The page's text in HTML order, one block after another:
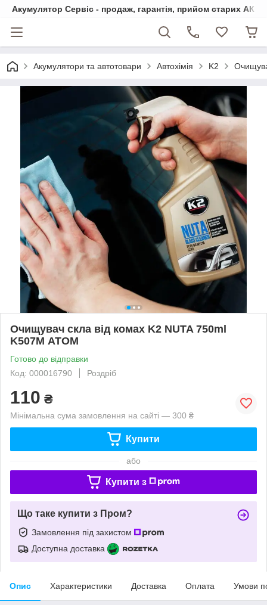
Акумулятор Сервіс - продаж, гарантія, прийом старих АКБ
Акумулятори та автотовари Автохімія K2
Очищувач скла від комах K2 NUTA 750ml
K507M АТОМ
Готово до відправки
Код: 000016790
Роздріб
110 ₴
Мінімальна сума замовлення на сайті — 300 ₴
Купити
або
Купити з
Що таке купити з Пром?
Замовлення під захистом
Доступна доставка
Опис Характеристики Доставка Оплата Умови